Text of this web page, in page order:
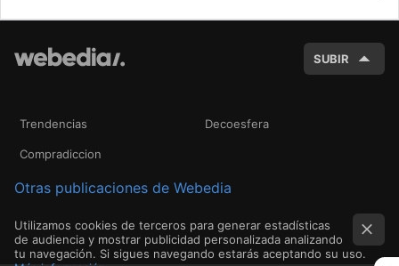
SUBIR
Trendencias Decoesfera
Compradiccion
Otras publicaciones de Webedia
Utilizamos cookies de terceros para generar estadísticas
de audiencia y mostrar publicidad personalizada analizando
tu navegación. Si sigues navegando estarás aceptando su uso.